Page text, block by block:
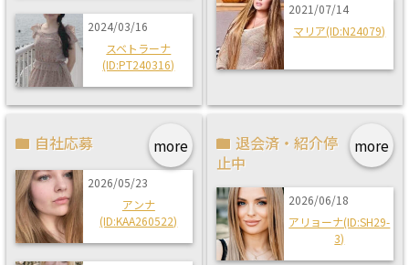
2024/03/16
スベトラーナ
(ID:PT240316)
2021/07/14
マリア(ID:N24079)
more
自社応募
2026/05/23
アンナ
(ID:KAA260522)
more
退会済・紹介停
止中
2026/06/18
アリョーナ(ID:SH29-
3)